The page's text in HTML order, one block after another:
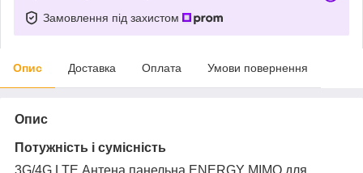
Замовлення під захистом
Опис Доставка Оплата Умови повернення
Опис
Потужність і сумісність
3G/4G LTE Антена панельна ENERGY MIMO для